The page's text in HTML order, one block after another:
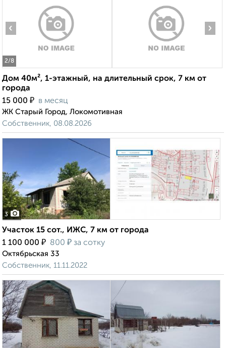
2/8
‹ ›
Дом 40м², 1-этажный, на длительный срок, 7 км от
города
15 000 ₽ в месяц
ЖК Старый Город, Локомотивная
Собственник, 08.08.2026
3
Участок 15 сот., ИЖС, 7 км от города
1 100 000 ₽ 800 ₽ за сотку
Октябрьская 33
Собственник, 11.11.2022